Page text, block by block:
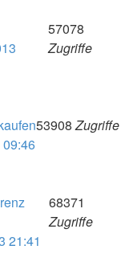
57078
Zugriffe
53908Zugriffe
21:41
68371
Zugriffe